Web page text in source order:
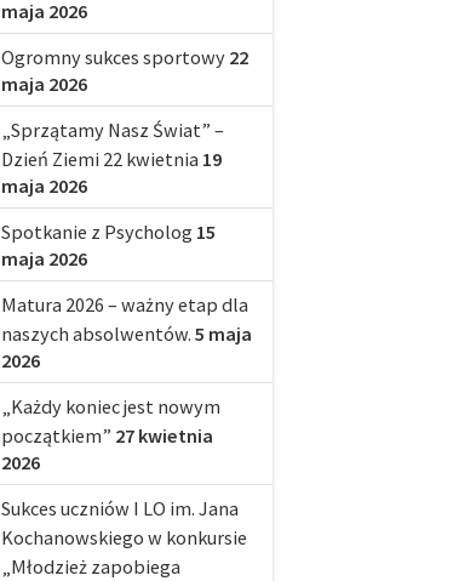
maja 2026
Ogromny sukces sportowy 22
maja 2026
„Sprzątamy Nasz Świat” –
Dzień Ziemi 22 kwietnia 19
maja 2026
Spotkanie z Psycholog 15
maja 2026
Matura 2026 – ważny etap dla
naszych absolwentów. 5 maja
2026
„Każdy koniec jest nowym
początkiem” 27 kwietnia
2026
Sukces uczniów I LO im. Jana
Kochanowskiego w konkursie
„Młodzież zapobiega